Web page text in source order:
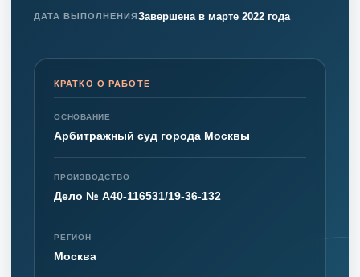
ДАТА ВЫПОЛНЕНИЯЗавершена в марте 2022 года
КРАТКО О РАБОТЕ
ОСНОВАНИЕ
Арбитражный суд города Москвы
ПРОИЗВОДСТВО
Дело № А40-116531/19-36-132
РЕГИОН
Москва